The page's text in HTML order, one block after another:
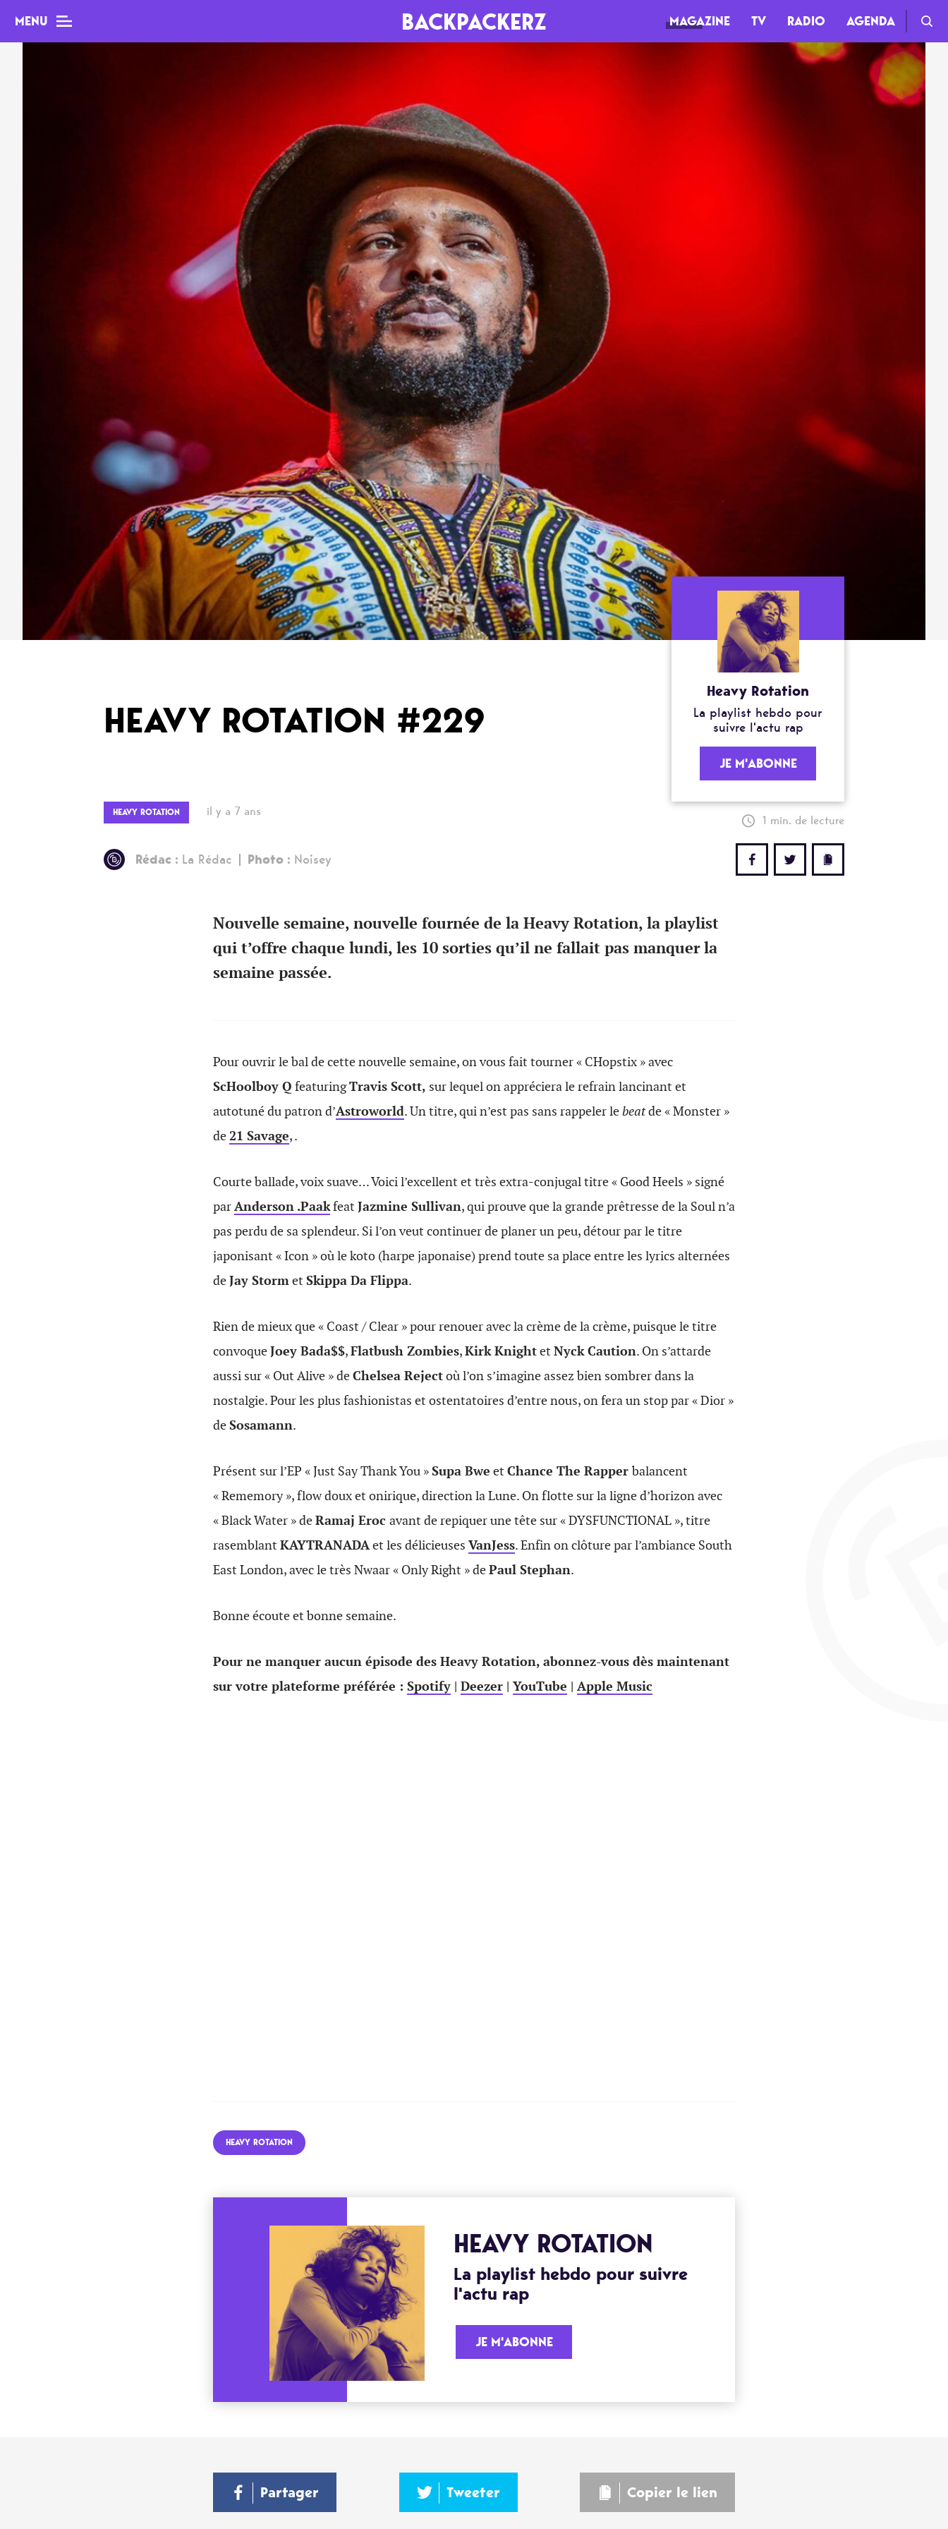
MENU BACKPACKERZ MAGAZINE TV RADIO AGENDA
Newsletter
AGENDA
Paris
Festivals
Podcasts
Mixes
TV
Heavy Rotation
La playlist hebdo pour
suivre l'actu rap
JE M'ABONNE
HEAVY ROTATION #229
HEAVY ROTATION il y a 7 ans
1 min. de lecture
Rédac : La Rédac Photo : Noisey
Nouvelle semaine, nouvelle fournée de la Heavy Rotation, la playlist
qui t’offre chaque lundi, les 10 sorties qu’il ne fallait pas manquer la
semaine passée.
Pour ouvrir le bal de cette nouvelle semaine, on vous fait tourner « CHopstix » avec
ScHoolboy Q featuringTravis Scott, sur lequel on appréciera le refrain lancinant et
autotuné du patron d’Astroworld. Un titre, qui n’est pas sans rappeler lebeatde « Monster »
de21 Savage, .
Courte ballade, voix suave… Voici l’excellent et très extra-conjugal titre « Good Heels » signé
parAnderson .Paakfeat Jazmine Sullivan, qui prouve que la grande prêtresse de la Soul n’a
pas perdu de sa splendeur. Si l’on veut continuer de planer un peu, détour par le titre
japonisant « Icon » où le koto (harpe japonaise) prend toute sa place entre les lyrics alternées
deJay Stormet Skippa Da Flippa.
Rien de mieux que « Coast / Clear » pour renouer avec la crème de la crème, puisque le titre
convoqueJoey Bada$$,Flatbush Zombies,Kirk Knightet Nyck Caution. On s’attarde
aussi sur « Out Alive » deChelsea Rejectoù l’on s’imagine assez bien sombrer dans la
nostalgie. Pour les plus fashionistas et ostentatoires d’entre nous, on fera un stop par « Dior »
deSosamann.
Présent sur l’EP « Just Say Thank You »Supa Bwe et Chance The Rapper balancent
« Rememory », flow doux et onirique, direction la Lune. On flotte sur la ligne d’horizon avec
« Black Water » deRamaj Eroc avant de repiquer une tête sur « DYSFUNCTIONAL », titre
rasemblant KAYTRANADAet les délicieuses VanJess. Enfin on clôture par l’ambiance South
East London, avec le très Nwaar « Only Right » dePaul Stephan.
Bonne écoute et bonne semaine.
Pour ne manquer aucun épisode des Heavy Rotation, abonnez-vous dès maintenant
sur votre plateforme préférée : Spotify | Deezer | YouTube | Apple Music
HEAVY ROTATION
HEAVY ROTATION
La playlist hebdo pour suivre
l'actu rap
JE M'ABONNE
Partager Tweeter Copier le lien